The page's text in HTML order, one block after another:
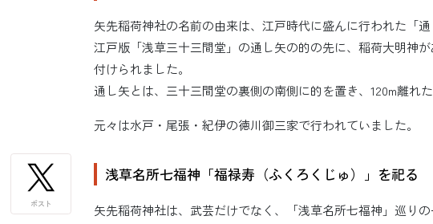
矢先稲荷神社の名前の由来は、江戸時代に盛んに行われた「
江戸版「浅草三十三間堂」の通し矢の的の先に、稲荷大明神
付けられました。
通し矢とは、三十三間堂の裏側の南側に的を置き、120m離れ
元々は水戸・尾張・紀伊の徳川御三家で行われていました。
浅草名所七福神「福禄寿（ふくろくじゅ）」を祀る
矢先稲荷神社は、武芸だけでなく、「浅草名所七福神」巡りの
ポスト